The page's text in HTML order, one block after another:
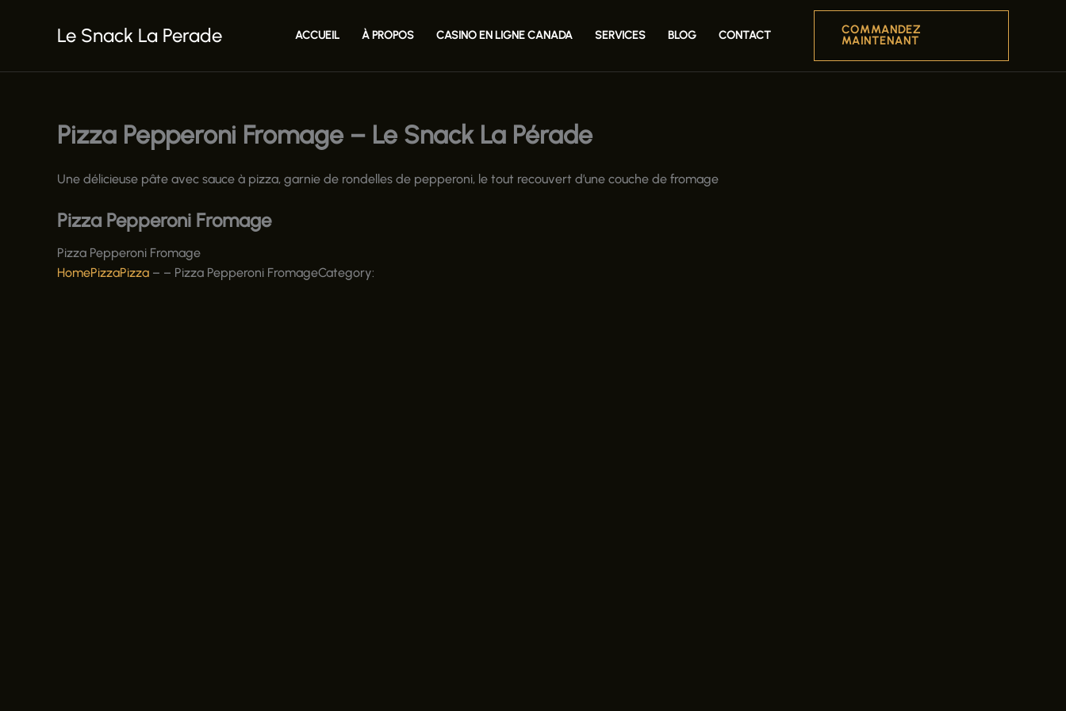
Le Snack La Perade ACCUEIL À PROPOS CASINO EN LIGNE CANADA SERVICES BLOG CONTACT
COMMANDEZ
MAINTENANT
Pizza Pepperoni Fromage – Le Snack La Pérade
Une délicieuse pâte avec sauce à pizza, garnie de rondelles de pepperoni, le tout recouvert d’une couche de fromage
Pizza Pepperoni Fromage
Pizza Pepperoni Fromage
HomePizzaPizza – – Pizza Pepperoni FromageCategory: